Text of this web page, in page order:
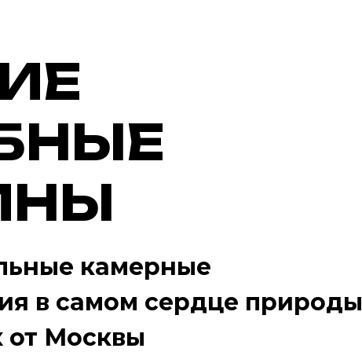
камерные
в самом сердце природы
от Москвы